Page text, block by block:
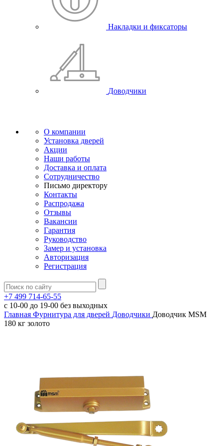
Накладки и фиксаторы
Доводчики
О компании
Установка дверей
Акции
Наши работы
Доставка и оплата
Сотрудничество
Письмо директору
Контакты
Распродажа
Отзывы
Вакансии
Гарантия
Руководство
Замер и установка
Авторизация
Регистрация
+7 499 714-65-55
с 10-00 до 19-00 без выходных
Главная Фурнитура для дверей Доводчики Доводчик MSM
180 кг золото